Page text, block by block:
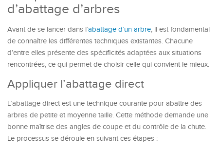
d’abattage d’arbres
Avant de se lancer dans l’abattage d’un arbre, il est fondamental
de connaître les différentes techniques existantes. Chacune
d’entre elles présente des spécificités adaptées aux situations
rencontrées, ce qui permet de choisir celle qui convient le mieux.
Appliquer l’abattage direct
L’abattage direct est une technique courante pour abattre des
arbres de petite et moyenne taille. Cette méthode demande une
bonne maîtrise des angles de coupe et du contrôle de la chute.
Le processus se déroule en suivant ces étapes :